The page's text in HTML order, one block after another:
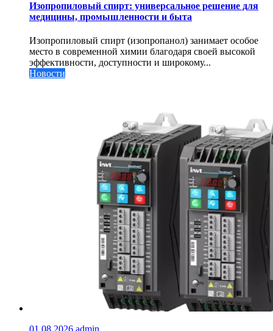
Изопропиловый спирт: универсальное решение для
медицины, промышленности и быта
Изопропиловый спирт (изопропанол) занимает особое
место в современной химии благодаря своей высокой
эффективности, доступности и широкому...
Новости